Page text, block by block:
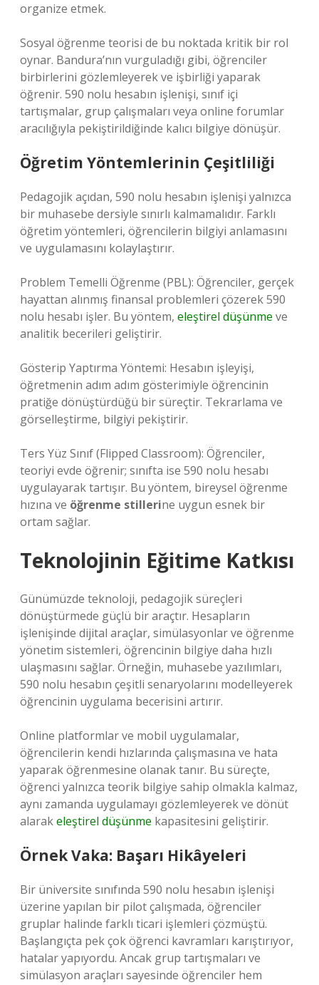
organize etmek.
Sosyal öğrenme teorisi de bu noktada kritik bir rol
oynar. Bandura’nın vurguladığı gibi, öğrenciler
birbirlerini gözlemleyerek ve işbirliği yaparak
öğrenir. 590 nolu hesabın işlenişi, sınıf içi
tartışmalar, grup çalışmaları veya online forumlar
aracılığıyla pekiştirildiğinde kalıcı bilgiye dönüşür.
Öğretim Yöntemlerinin Çeşitliliği
Pedagojik açıdan, 590 nolu hesabın işlenişi yalnızca
bir muhasebe dersiyle sınırlı kalmamalıdır. Farklı
öğretim yöntemleri, öğrencilerin bilgiyi anlamasını
ve uygulamasını kolaylaştırır.
Problem Temelli Öğrenme (PBL): Öğrenciler, gerçek
hayattan alınmış finansal problemleri çözerek 590
nolu hesabı işler. Bu yöntem, eleştirel düşünme ve
analitik becerileri geliştirir.
Gösterip Yaptırma Yöntemi: Hesabın işleyişi,
öğretmenin adım adım gösterimiyle öğrencinin
pratiğe dönüştürdüğü bir süreçtir. Tekrarlama ve
görselleştirme, bilgiyi pekiştirir.
Ters Yüz Sınıf (Flipped Classroom): Öğrenciler,
teoriyi evde öğrenir; sınıfta ise 590 nolu hesabı
uygulayarak tartışır. Bu yöntem, bireysel öğrenme
hızına ve öğrenme stillerine uygun esnek bir
ortam sağlar.
Teknolojinin Eğitime Katkısı
Günümüzde teknoloji, pedagojik süreçleri
dönüştürmede güçlü bir araçtır. Hesapların
işlenişinde dijital araçlar, simülasyonlar ve öğrenme
yönetim sistemleri, öğrencinin bilgiye daha hızlı
ulaşmasını sağlar. Örneğin, muhasebe yazılımları,
590 nolu hesabın çeşitli senaryolarını modelleyerek
öğrencinin uygulama becerisini artırır.
Online platformlar ve mobil uygulamalar,
öğrencilerin kendi hızlarında çalışmasına ve hata
yaparak öğrenmesine olanak tanır. Bu süreçte,
öğrenci yalnızca teorik bilgiye sahip olmakla kalmaz,
aynı zamanda uygulamayı gözlemleyerek ve dönüt
alarakeleştirel düşünme kapasitesini geliştirir.
Örnek Vaka: Başarı Hikâyeleri
Bir üniversite sınıfında 590 nolu hesabın işlenişi
üzerine yapılan bir pilot çalışmada, öğrenciler
gruplar halinde farklı ticari işlemleri çözmüştü.
Başlangıçta pek çok öğrenci kavramları karıştırıyor,
hatalar yapıyordu. Ancak grup tartışmaları ve
simülasyon araçları sayesinde öğrenciler hem